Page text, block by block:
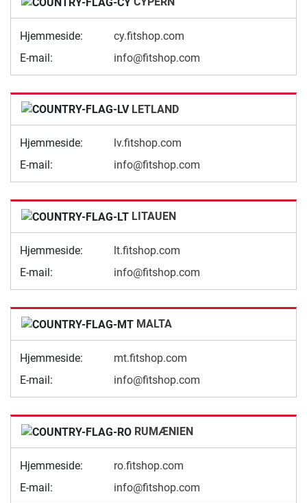
Hjemmeside:
cy.fitshop.com
E-mail:
info@fitshop.com
LETLAND
Hjemmeside:
lv.fitshop.com
E-mail:
info@fitshop.com
LITAUEN
Hjemmeside:
lt.fitshop.com
E-mail:
info@fitshop.com
MALTA
Hjemmeside:
mt.fitshop.com
E-mail:
info@fitshop.com
RUMÆNIEN
Hjemmeside:
ro.fitshop.com
E-mail:
info@fitshop.com